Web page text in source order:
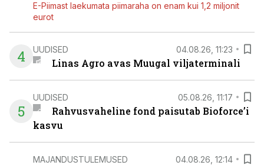
E-Piimast laekumata piimaraha on enam kui 1,2 miljonit
eurot
4 UUDISED 04.08.26, 11:23
Linas Agro avas Muugal viljaterminali
5
UUDISED 05.08.26, 11:17
Rahvusvaheline fond paisutab Bioforce’i
kasvu
MAJANDUSTULEMUSED 04.08.26, 12:14